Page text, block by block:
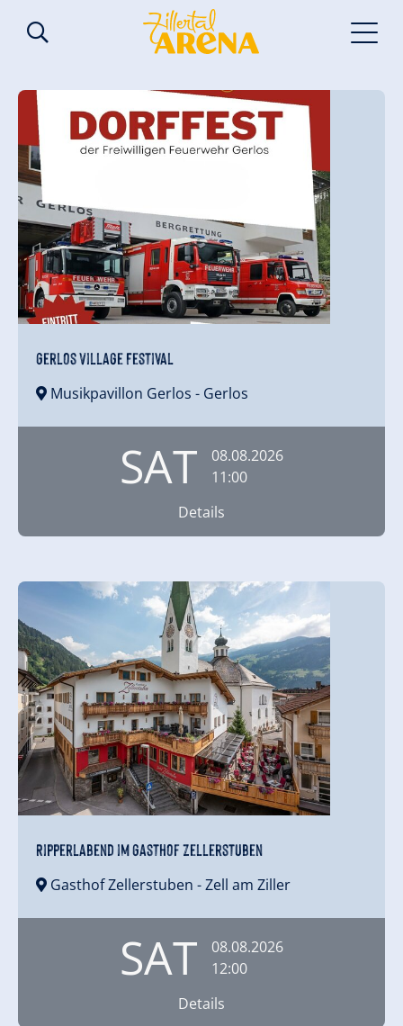
Gerlos Village Festival
Musikpavillon Gerlos - Gerlos
SAT
08.08.2026
11:00
Details
Ripperlabend im Gasthof Zellerstuben
Gasthof Zellerstuben - Zell am Ziller
SAT
08.08.2026
12:00
Details